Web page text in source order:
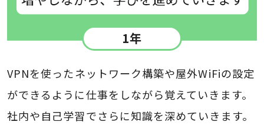
1年
VPNを使ったネットワーク構築や屋外WiFiの設定
ができるように仕事をしながら覚えていきます。
社内や自己学習でさらに知識を深めていきます。